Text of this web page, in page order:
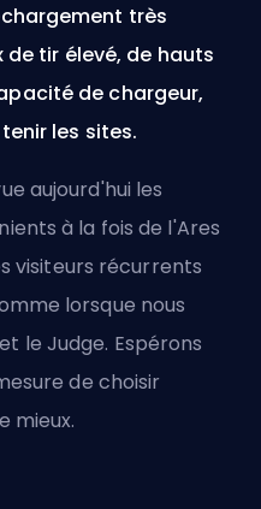
très
de tir élevé, de hauts
de chargeur,
les sites.
aujourd'hui les
à la fois de l'Ares
visiteurs récurrents
lorsque nous
le Judge. Espérons
de choisir
mieux.